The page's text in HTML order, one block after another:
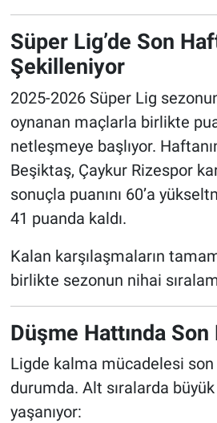
Süper Lig’de Son
Şekilleniyor
2025-2026 Süper Lig
oynanan maçlarla birlikte
netleşmeye başlıyor.
Beşiktaş, Çaykur Rizespor
sonuçla puanını 60’a
41 puanda kaldı.
Kalan karşılaşmaların
birlikte sezonun nihai
Düşme Hattında Son
Ligde kalma mücadelesi son
durumda. Alt sıralarda
yaşanıyor: